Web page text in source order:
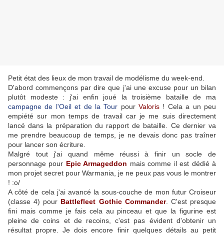
Petit état des lieux de mon travail de modélisme du week-end.
D'abord commençons par dire que j'ai une excuse pour un bilan
plutôt modeste : j'ai enfin joué la troisième bataille de ma
campagne de l'Oeil et de la Tour pourValoris ! Cela a un peu
empiété sur mon temps de travail car je me suis directement
lancé dans la préparation du rapport de bataille. Ce dernier va
me prendre beaucoup de temps, je ne devais donc pas traîner
pour lancer son écriture.
Malgré tout j'ai quand même réussi à finir un socle de
personnage pour Epic Armageddon mais comme il est dédié à
mon projet secret pour Warmania, je ne peux pas vous le montrer
! :o/
A côté de cela j'ai avancé la sous-couche de mon futur Croiseur
(classe 4) pour Battlefleet Gothic Commander. C'est presque
fini mais comme je fais cela au pinceau et que la figurine est
pleine de coins et de recoins, c'est pas évident d'obtenir un
résultat propre. Je dois encore finir quelques détails au petit